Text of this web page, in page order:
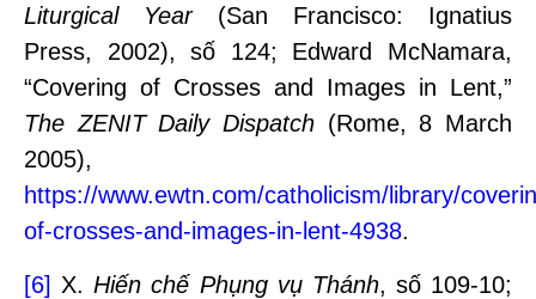
Liturgical Year(San Francisco: Ignatius
Press, 2002), số 124; Edward McNamara,
“Covering of Crosses and Images in Lent,”
The ZENIT Daily Dispatch (Rome, 8 March
2005),
https://www.ewtn.com/catholicism/library/
of-crosses-and-images-in-lent-4938.
[6] X.Hiến chế Phụng vụ Thánh, số 109-10;